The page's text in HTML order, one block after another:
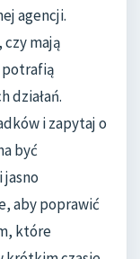
agencji.
mają
potrafią
działań.
i zapytaj o
być
jasno
aby poprawić
które